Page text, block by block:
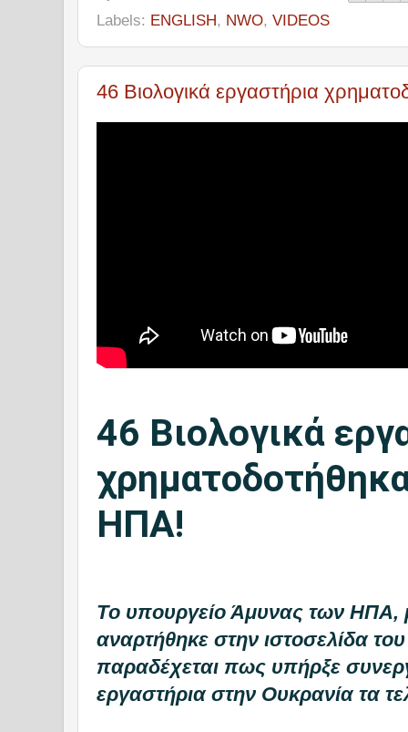
Labels: ENGLISH, NWO, VIDEOS
46 Βιολογικά εργαστήρια
46 Βιολογικά
ΗΠΑ!
Tο υπουργείο Άμυνας των ΗΠΑ,
αναρτήθηκε στην ιστοσελίδα του
παραδέχεται πως υπήρξε
εργαστήρια στην Ουκρανία τα